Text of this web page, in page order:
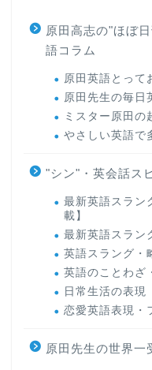
原田高志の"ほぼ
語コラム
原田英語とって
原田先生の毎日
ミスター原田の
やさしい英語で
"シン"・英会話ス
最新英語スラン
載】
最新英語スラ
英語スラング・
英語のことわざ
日常生活の表現
恋愛英語表現・
原田先生の世界一